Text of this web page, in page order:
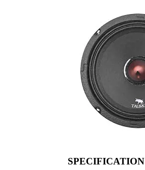
SPECIFICATION